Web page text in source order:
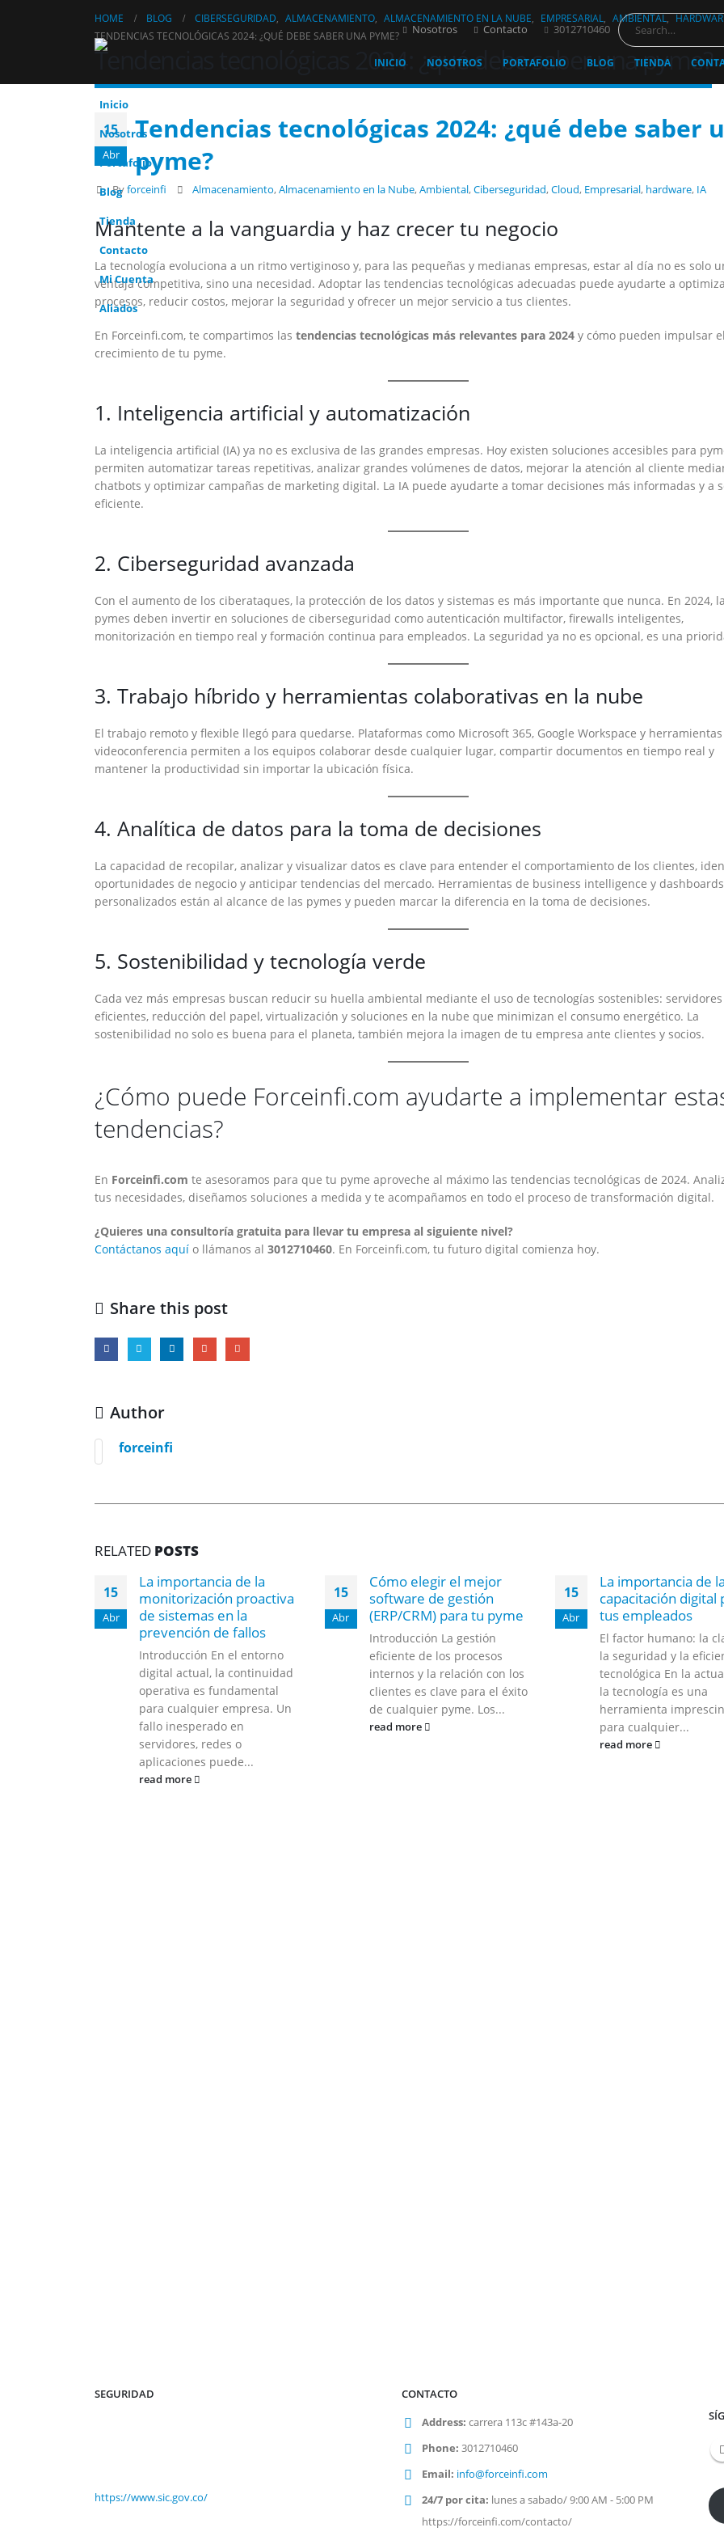
Nosotros Contacto 3012710460
INICIO NOSOTROS PORTAFOLIO BLOG TIENDA
Inicio
Nosotros
Portafolio
Blog
Tienda
Contacto
Mi Cuenta
Aliados
HOME BLOG CIBERSEGURIDAD, ALMACENAMIENTO, ALMACENAMIENTO EN LA NUBE, EMPRESARIAL, AMBIENTAL,
TENDENCIAS TECNOLÓGICAS 2024: ¿QUÉ DEBE SABER UNA PYME?
Tendencias tecnológicas 2024: ¿qué debe saber una pyme?
15
Abr
Tendencias tecnológicas 2024: ¿qué debe saber
pyme?
By forceinfi Almacenamiento,Almacenamiento en la Nube,Ambiental,Ciberseguridad,Cloud, Empresarial, hardware, IA
Mantente a la vanguardia y haz crecer tu negocio
La tecnología evoluciona a un ritmo vertiginoso y, para las pequeñas y medianas empresas, estar al día no es solo
ventaja competitiva, sino una necesidad. Adoptar las tendencias tecnológicas adecuadas puede ayudarte a
procesos, reducir costos, mejorar la seguridad y ofrecer un mejor servicio a tus clientes.
En Forceinfi.com, te compartimos las tendencias tecnológicas más relevantes para 2024 y cómo pueden impulsar el
crecimiento de tu pyme.
1. Inteligencia artificial y automatización
La inteligencia artificial (IA) ya no es exclusiva de las grandes empresas. Hoy existen soluciones accesibles para
permiten automatizar tareas repetitivas, analizar grandes volúmenes de datos, mejorar la atención al cliente
chatbots y optimizar campañas de marketing digital. La IA puede ayudarte a tomar decisiones más informadas y a
eficiente.
2. Ciberseguridad avanzada
Con el aumento de los ciberataques, la protección de los datos y sistemas es más importante que nunca. En 2024,
pymes deben invertir en soluciones de ciberseguridad como autenticación multifactor, firewalls inteligentes,
monitorización en tiempo real y formación continua para empleados. La seguridad ya no es opcional, es una
3. Trabajo híbrido y herramientas colaborativas en la nube
El trabajo remoto y flexible llegó para quedarse. Plataformas como Microsoft 365, Google Workspace y
videoconferencia permiten a los equipos colaborar desde cualquier lugar, compartir documentos en tiempo real y
mantener la productividad sin importar la ubicación física.
4. Analítica de datos para la toma de decisiones
La capacidad de recopilar, analizar y visualizar datos es clave para entender el comportamiento de los clientes,
oportunidades de negocio y anticipar tendencias del mercado. Herramientas de business intelligence y dashboards
personalizados están al alcance de las pymes y pueden marcar la diferencia en la toma de decisiones.
5. Sostenibilidad y tecnología verde
Cada vez más empresas buscan reducir su huella ambiental mediante el uso de tecnologías sostenibles: servidores
eficientes, reducción del papel, virtualización y soluciones en la nube que minimizan el consumo energético. La
sostenibilidad no solo es buena para el planeta, también mejora la imagen de tu empresa ante clientes y socios.
¿Cómo puede Forceinfi.com ayudarte a implementar
tendencias?
En Forceinfi.com te asesoramos para que tu pyme aproveche al máximo las tendencias tecnológicas de 2024.
tus necesidades, diseñamos soluciones a medida y te acompañamos en todo el proceso de transformación digital.
¿Quieres una consultoría gratuita para llevar tu empresa al siguiente nivel?
Contáctanos aquí o llámanos al 3012710460. En Forceinfi.com, tu futuro digital comienza hoy.
Share this post
Author
forceinfi
RELATED POSTS
15
Abr
La importancia de la
monitorización proactiva
de sistemas en la
prevención de fallos
Introducción En el entorno
digital actual, la continuidad
operativa es fundamental
para cualquier empresa. Un
fallo inesperado en
servidores, redes o
aplicaciones puede...
read more
15
Abr
Cómo elegir el mejor
software de gestión
(ERP/CRM) para tu pyme
Introducción La gestión
eficiente de los procesos
internos y la relación con los
clientes es clave para el éxito
de cualquier pyme. Los...
read more
15
Abr
La importancia de la
capacitación digital
tus empleados
El factor humano: la
la seguridad y la
tecnológica En la
la tecnología es una
herramienta
para cualquier...
read more
SEGURIDAD
https://www.sic.gov.co/
CONTACTO
Address: carrera 113c #143a-20
Phone: 3012710460
Email: info@forceinfi.com
24/7 por cita: lunes a sabado/ 9:00 AM - 5:00 PM
https://forceinfi.com/contacto/